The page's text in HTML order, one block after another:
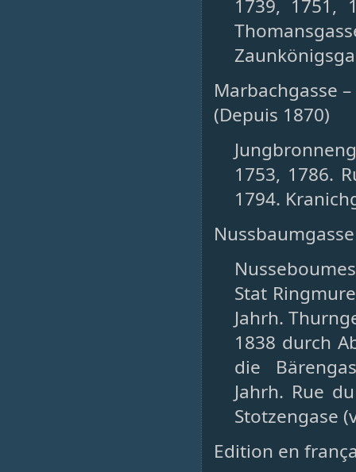
1739, 1751,
Marbachgasse
(Depuis 1870)
1753, 1786.
1794.
Stat
Jahrh.
1838 durch
die
Jahrh. Rue
Stotzengase
Edition en